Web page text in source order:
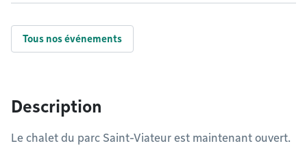
Tous nos événements
Description
Le chalet du parc Saint-Viateur est maintenant ouvert.